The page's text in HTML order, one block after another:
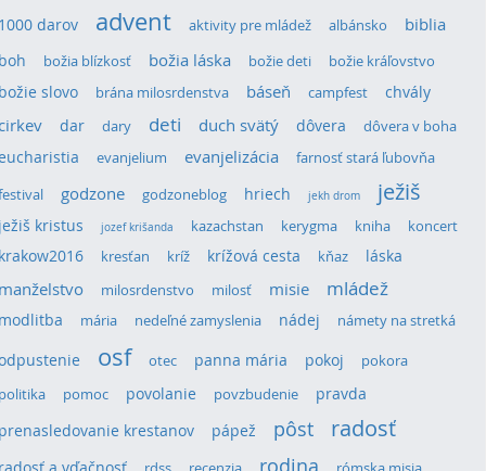
darov advent aktivity pre mládež albánsko
biblia
božia blízkosť božia láska božie deti božie kráľovstvo
slovo brána milosrdenstva báseň campfest chvály
dar dary deti duch svätý dôvera dôvera v boha
evanjelium evanjelizácia
farnosť stará ľubovňa
godzone godzoneblog hriech jekh drom ježiš
kristus jozef krišanda kazachstan kerygma kniha koncert
kresťan kríž krížová cesta kňaz
láska
milosrdenstvo milosť misie mládež
mária nedeľné zamyslenia nádej námety na stretká
osf otec panna mária pokoj
pokora
pomoc povolanie povzbudenie
pravda
krestanov
pápež pôst radosť
rodina